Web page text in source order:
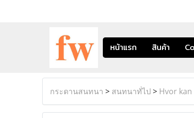
หน้าแรก สินค้า
กระดานสนทนา > สนทนาทั่ไป > Hvor